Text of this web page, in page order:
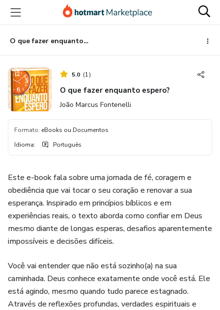
para
conteúdo
principal
para
pagamento
para
rodapé
O que fazer enquanto espero?
5.0 (1)
O que fazer enquanto espero?
João Marcus Fontenelli
Formato: eBooks ou Documentos
Idioma: Português
Este e-book fala sobre uma jornada de fé, coragem e
obediência que vai tocar o seu coração e renovar a sua
esperança. Inspirado em princípios bíblicos e em
experiências reais, o texto aborda como confiar em Deus
mesmo diante de longas esperas, desafios aparentemente
impossíveis e decisões difíceis.
Você vai entender que não está sozinho(a) na sua
caminhada. Deus conhece exatamente onde você está. Ele
está agindo, mesmo quando tudo parece estagnado.
Através de reflexões profundas, verdades espirituais e